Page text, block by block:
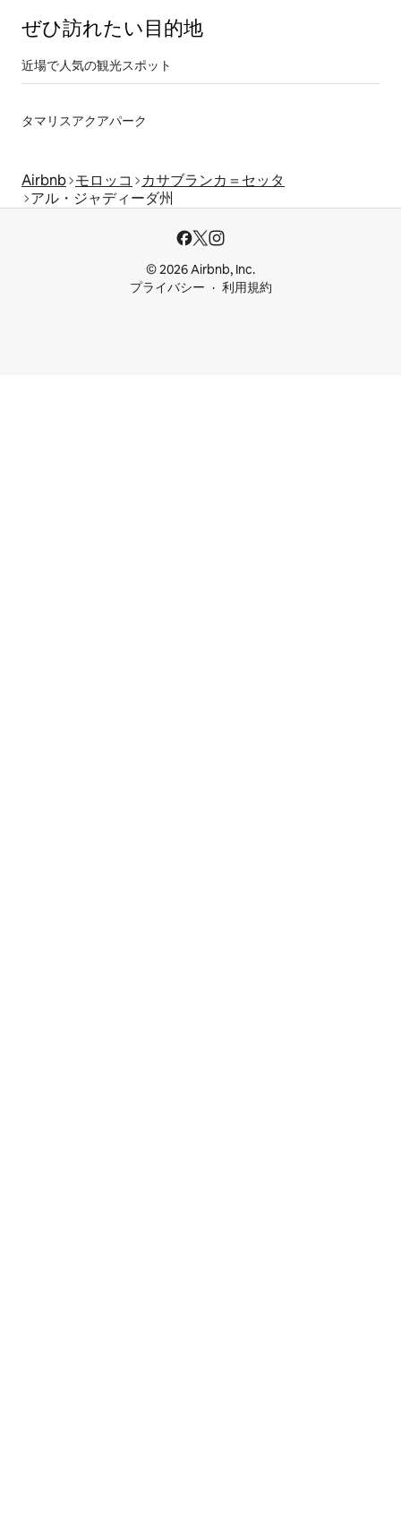
ぜひ訪⁠れ⁠た⁠い目⁠的⁠地
近場で人気の観光スポット
タマリスアクアパーク
Airbnb モロッコ
カサブランカ＝セッタ
アル・ジャディーダ州
© 2026 Airbnb, Inc.
プライバシー
利用規約